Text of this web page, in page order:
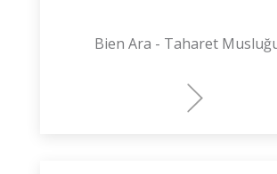
Bien Ara - Taharet